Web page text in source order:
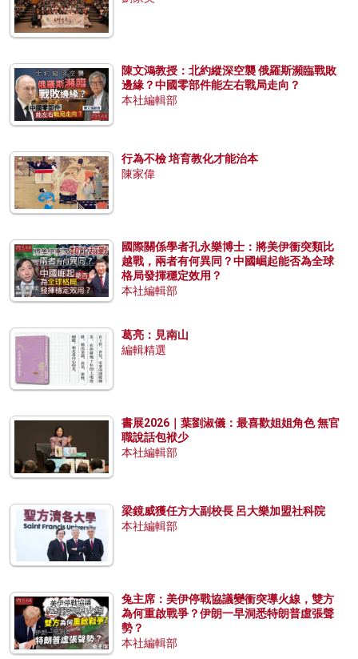
陳文鴻教授：北約縱深空襲 俄羅斯瀕臨戰敗
邊緣？中國零部件能左右戰局走向？
本社編輯部
行為不檢 培育教化才能治本
陳家偉
國際關係學者孔永樂博士：將美伊衝突類比
越戰，兩者有何異同？中國崛起能否為全球
格局發揮穩定效用？
本社編輯部
葛亮：見南山
編輯精選
書展2026｜葉劉淑儀：最喜歡姐姐角色 無官
職說話包袱少
本社編輯部
梁鏡威獲任方大副校長 呂大樂加盟社科院
本社編輯部
兔主席：美伊停戰協議變衝突導火線，雙方
為何重啟戰爭？伊朗一早洞悉特朗普虛張聲
勢？
本社編輯部